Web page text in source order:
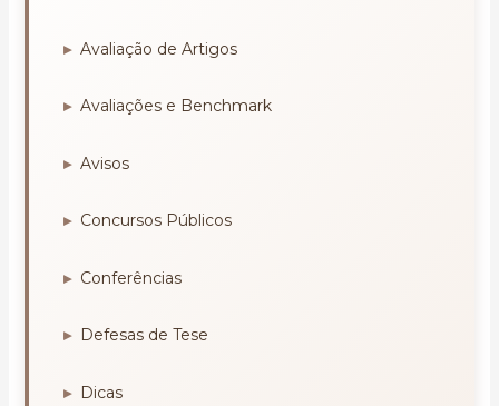
Avaliação de Artigos
Avaliações e Benchmark
Avisos
Concursos Públicos
Conferências
Defesas de Tese
Dicas